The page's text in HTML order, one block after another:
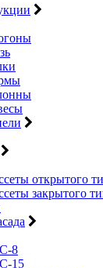
открытого
закрытого
8
15